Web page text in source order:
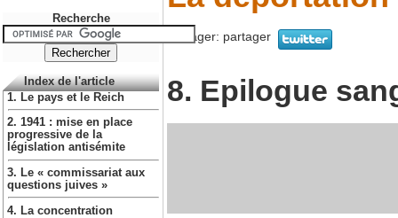
Recherche
Index de l'article
1. Le pays et le Reich
2. 1941 : mise en place
progressive de la
législation antisémite
3. Le « commissariat aux
questions juives »
4. La concentration
Partager: partager
8. Epilogue